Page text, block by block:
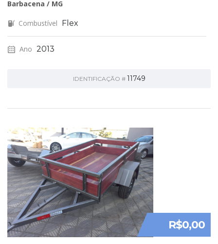
Barbacena / MG
Combustível Flex
Ano 2013
IDENTIFICAÇÃO # 11749
R$0,00